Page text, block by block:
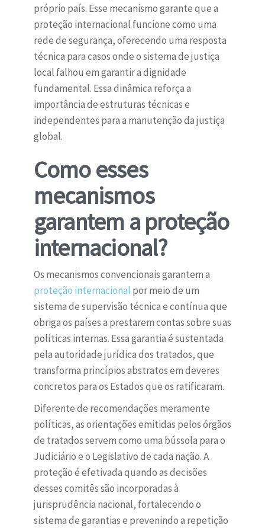
próprio país. Esse mecanismo garante que a
proteção internacional funcione como uma
rede de segurança, oferecendo uma resposta
técnica para casos onde o sistema de justiça
local falhou em garantir a dignidade
fundamental. Essa dinâmica reforça a
importância de estruturas técnicas e
independentes para a manutenção da justiça
global.
Como esses
mecanismos
garantem a proteção
internacional?
Os mecanismos convencionais garantem a
proteção internacional por meio de um
sistema de supervisão técnica e contínua que
obriga os países a prestarem contas sobre suas
políticas internas. Essa garantia é sustentada
pela autoridade jurídica dos tratados, que
transforma princípios abstratos em deveres
concretos para os Estados que os ratificaram.
Diferente de recomendações meramente
políticas, as orientações emitidas pelos órgãos
de tratados servem como uma bússola para o
Judiciário e o Legislativo de cada nação. A
proteção é efetivada quando as decisões
desses comitês são incorporadas à
jurisprudência nacional, fortalecendo o
sistema de garantias e prevenindo a repetição